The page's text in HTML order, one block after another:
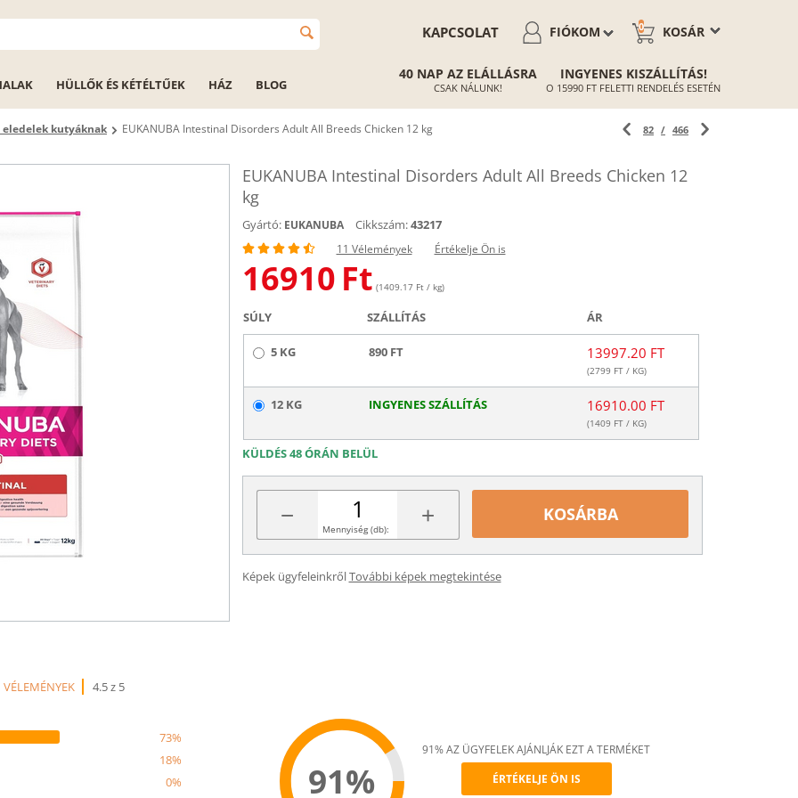
KOSÁR
0
FIÓKOM
KAPCSOLAT
HÜLLŐK ÉS KÉTÉLTŰEK HÁZ BLOG
40 NAP AZ ELÁLLÁSRA
CSAK NÁLUNK!
INGYENES KISZÁLLÍTÁS!
O 15990 FT FELETTI RENDELÉS ESETÉN
kutyáknak EUKANUBA Intestinal Disorders Adult All Breeds Chicken 12 kg 82 / 466
EUKANUBA Intestinal Disorders Adult All Breeds Chicken 12
kg
Gyártó: EUKANUBA Cikkszám:43217
11 Vélemények Értékelje Ön is
16910 Ft (1409.17 Ft / kg)
SÚLY SZÁLLÍTÁS ÁR
5 KG 890 FT 13997.20 FT
(2799 FT / KG)
12 KG INGYENES SZÁLLÍTÁS 16910.00 FT
(1409 FT / KG)
KÜLDÉS 48 ÓRÁN BELÜL
− +
Mennyiség (db):
KOSÁRBA
Képek ügyfeleinkrőlTovábbi képek megtekintése
VÉLEMÉNYEK 4.5 z 5
73%
18%
0%
91%
91% AZ ÜGYFELEK AJÁNLJÁK EZT A TERMÉKET
ÉRTÉKELJE ÖN IS